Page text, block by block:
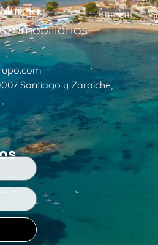
Murcia.
Inmobiliarios
Santiago y Zaraíche,